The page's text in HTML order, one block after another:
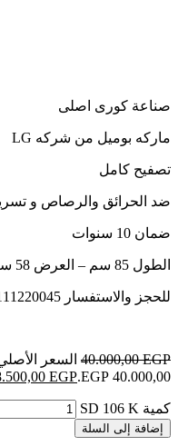
صناعة كورى اصلى
ماركه بوميل من شركه LG
تصفيح كامل
ضد الحرائق والرصاص و
ضمان 10 سنوات
الطول 85 سم – العرض 58 سم – العمق 51.6 سم – الوزن 172 كجم
للحجز والاستفسار 0111220045
40.000,00EGP
السعر
40.000,00 EGP.
EGP
كمية SD 106 K
إضافة إلى السلة